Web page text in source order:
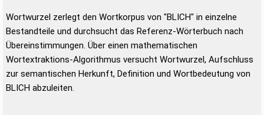
Wortwurzel zerlegt den Wortkorpus von "BLICH" in einzelne
Bestandteile und durchsucht das Referenz-Wörterbuch nach
Übereinstimmungen. Über einen mathematischen
Wortextraktions-Algorithmus versucht Wortwurzel, Aufschluss
zur semantischen Herkunft, Definition und Wortbedeutung von
BLICH abzuleiten.